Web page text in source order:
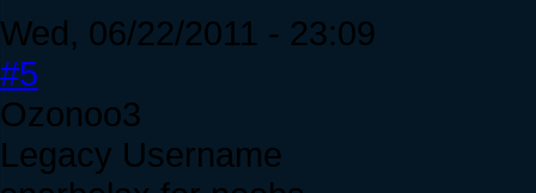
Wed, 06/22/2011 - 23:09
#5
Ozonoo3
Legacy Username